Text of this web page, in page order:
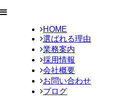
HOME
選ばれる理由
業務案内
採用情報
会社概要
お問い合わせ
ブログ